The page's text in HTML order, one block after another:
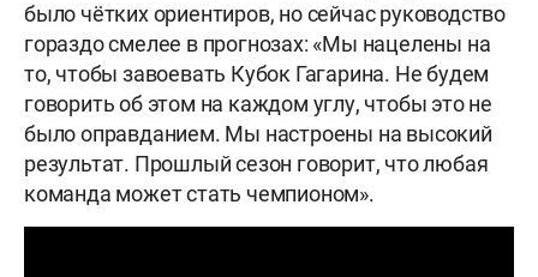
было чётких ориентиров, но сейчас руководство
гораздо смелее в прогнозах: «Мы нацелены на
то, чтобы завоевать Кубок Гагарина. Не будем
говорить об этом на каждом углу, чтобы это не
было оправданием. Мы настроены на высокий
результат. Прошлый сезон говорит, что любая
команда может стать чемпионом».